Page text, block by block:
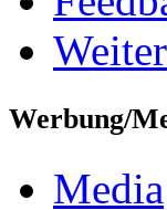
Werbung/
Media